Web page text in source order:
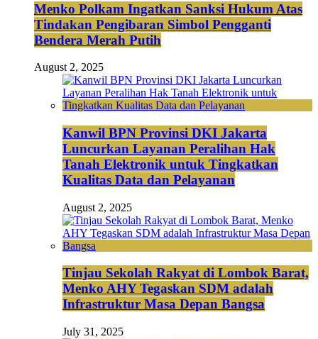
Menko Polkam Ingatkan Sanksi Hukum Atas
Tindakan Pengibaran Simbol Pengganti
Bendera Merah Putih
August 2, 2025
Kanwil BPN Provinsi DKI Jakarta
Luncurkan Layanan Peralihan Hak
Tanah Elektronik untuk Tingkatkan
Kualitas Data dan Pelayanan
August 2, 2025
Tinjau Sekolah Rakyat di Lombok Barat,
Menko AHY Tegaskan SDM adalah
Infrastruktur Masa Depan Bangsa
July 31, 2025